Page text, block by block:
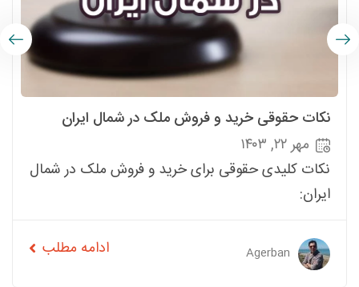
نکات حقوقی خرید و فروش ملک در شمال ایران
مهر ۲۲, ۱۴۰۳
نکات کلیدی حقوقی برای خرید و فروش ملک در شمال
ایران:
Agerban ادامه مطلب